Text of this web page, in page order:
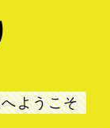
ようこそ